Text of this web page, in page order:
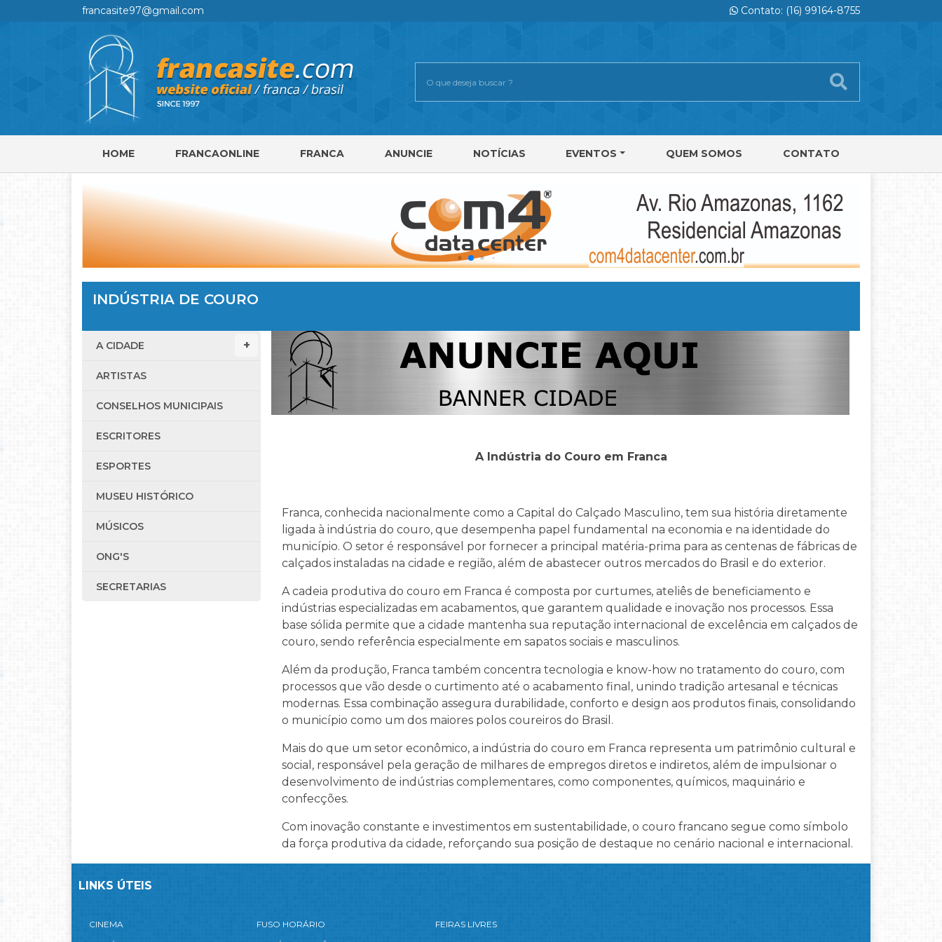
francasite97@gmail.com Contato: (16) 99164-8755
HOME FRANCAONLINE FRANCA ANUNCIE NOTÍCIAS EVENTOS QUEM SOMOS CONTATO
INDÚSTRIA DE COURO
A CIDADE
ARTISTAS
CONSELHOS MUNICIPAIS
ESCRITORES
ESPORTES
MUSEU HISTÓRICO
MÚSICOS
ONG'S
SECRETARIAS
A Indústria do Couro em Franca
Franca, conhecida nacionalmente como a Capital do Calçado Masculino, tem sua história diretamente
ligada à indústria do couro, que desempenha papel fundamental na economia e na identidade do
município. O setor é responsável por fornecer a principal matéria-prima para as centenas de fábricas de
calçados instaladas na cidade e região, além de abastecer outros mercados do Brasil e do exterior.
A cadeia produtiva do couro em Franca é composta por curtumes, ateliês de beneficiamento e
indústrias especializadas em acabamentos, que garantem qualidade e inovação nos processos. Essa
base sólida permite que a cidade mantenha sua reputação internacional de excelência em calçados de
couro, sendo referência especialmente em sapatos sociais e masculinos.
Além da produção, Franca também concentra tecnologia e know-how no tratamento do couro, com
processos que vão desde o curtimento até o acabamento final, unindo tradição artesanal e técnicas
modernas. Essa combinação assegura durabilidade, conforto e design aos produtos finais, consolidando
o município como um dos maiores polos coureiros do Brasil.
Mais do que um setor econômico, a indústria do couro em Franca representa um patrimônio cultural e
social, responsável pela geração de milhares de empregos diretos e indiretos, além de impulsionar o
desenvolvimento de indústrias complementares, como componentes, químicos, maquinário e
confecções.
Com inovação constante e investimentos em sustentabilidade, o couro francano segue como símbolo
da força produtiva da cidade, reforçando sua posição de destaque no cenário nacional e internacional.
LINKS ÚTEIS
CINEMA
FUSO HORÁRIO
FEIRAS LIVRES